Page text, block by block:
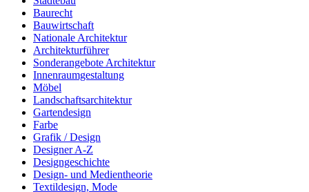
Baurecht
Bauwirtschaft
Nationale Architektur
Architekturführer
Sonderangebote Architektur
Innenraumgestaltung
Möbel
Landschaftsarchitektur
Gartendesign
Farbe
Grafik / Design
Designer A-Z
Designgeschichte
Design- und Medientheorie
Textildesign, Mode